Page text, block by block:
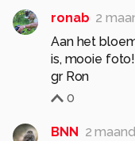
ronab 2
Aan het
is, mooie foto!
gr Ron
0
BNN
2